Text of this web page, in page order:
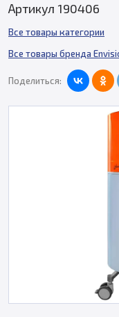
Артикул 190406
Все товары категории
Все товары бренда
Поделиться: